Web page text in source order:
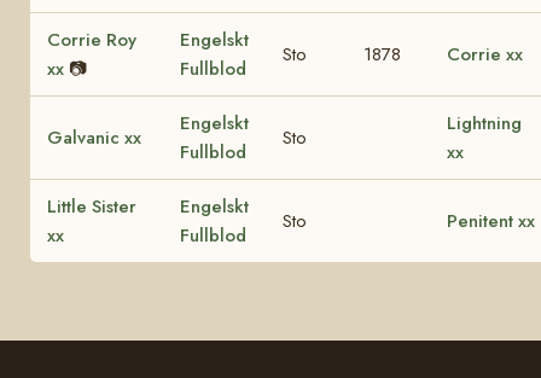
Corrie Roy
xx 📷
Engelskt
Fullblod
Sto 1878 Corrie xx
Galvanic xx
Engelskt
Fullblod
Sto
Lightning
xx
Little Sister
xx
Engelskt
Fullblod
Sto Penitent xx